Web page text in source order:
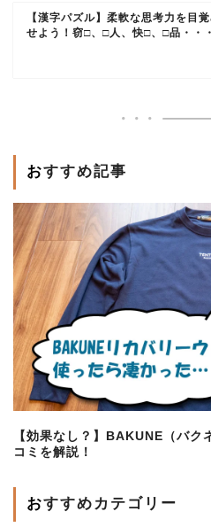
【漢字パズル】柔軟な思考力を目覚
せよう！窃□、□人、快□、□品・・
おすすめ記事
【効果なし？】BAKUNE（バク
コミを解説！
おすすめカテゴリー